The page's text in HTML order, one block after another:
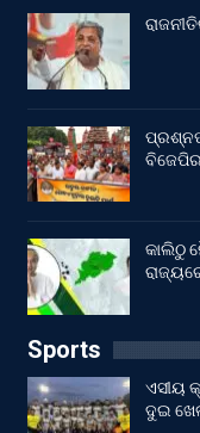
ବିଜେପିର
କାଲିଠୁ
Sports
ଏସୀୟ
ଦୁଇ